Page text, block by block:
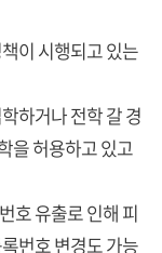
이 시행되고 있는
하거나 전학 갈 경
을 허용하고 있고
호 유출로 인해 피
번호 변경도 가능